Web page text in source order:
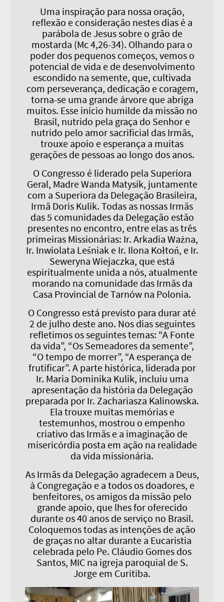
Uma inspiração para nossa oração,
reflexão e consideração nestes dias é a
parábola de Jesus sobre o grão de
mostarda (Mc 4,26-34). Olhando para o
poder dos pequenos começos, vemos o
potencial de vida e de desenvolvimento
escondido na semente, que, cultivada
com perseverança, dedicação e coragem,
torna-se uma grande árvore que abriga
muitos. Esse início humilde da missão no
Brasil, nutrido pela graça do Senhor e
nutrido pelo amor sacrificial das Irmãs,
trouxe apoio e esperança a muitas
gerações de pessoas ao longo dos anos.
O Congresso é liderado pela Superiora
Geral, Madre Wanda Matysik, juntamente
com a Superiora da Delegação Brasileira,
Irmã Doris Kulik. Todas as nossas Irmãs
das 5 comunidades da Delegação estão
presentes no encontro, entre elas as três
primeiras Missionárias: Ir. Arkadia Ważna,
Ir. Inwiolata Leśniak e Ir. Ilona Kołtoń, e Ir.
Seweryna Wiejaczka, que está
espiritualmente unida a nós, atualmente
morando na comunidade das Irmãs da
Casa Provincial de Tarnów na Polonia.
O Congresso está previsto para durar até
2 de julho deste ano. Nos dias seguintes
refletimos os seguintes temas: “A Fonte
da vida”, “Os Semeadores da semente”,
“O tempo de morrer”, “A esperança de
frutificar”. A parte histórica, liderada por
Ir. Maria Dominika Kulik, incluiu uma
apresentação da história da Delegação
preparada por Ir. Zachariasza Kalinowska.
Ela trouxe muitas memórias e
testemunhos, mostrou o empenho
criativo das Irmãs e a imaginação de
misericórdia posta em ação na realidade
da vida missionária.
As Irmãs da Delegação agradecem a Deus,
à Congregação e a todos os doadores, e
benfeitores, os amigos da missão pelo
grande apoio, que lhes for oferecido
durante os 40 anos de serviço no Brasil.
Coloquemos todas as intenções de ação
de graças no altar durante a Eucaristia
celebrada pelo Pe. Cláudio Gomes dos
Santos, MIC na igreja paroquial de S.
Jorge em Curitiba.